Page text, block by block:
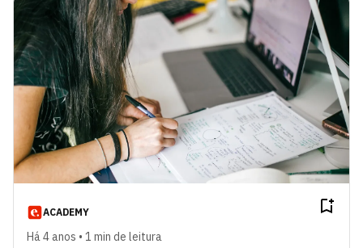
ACADEMY
Há 4 anos • 1 min de leitura